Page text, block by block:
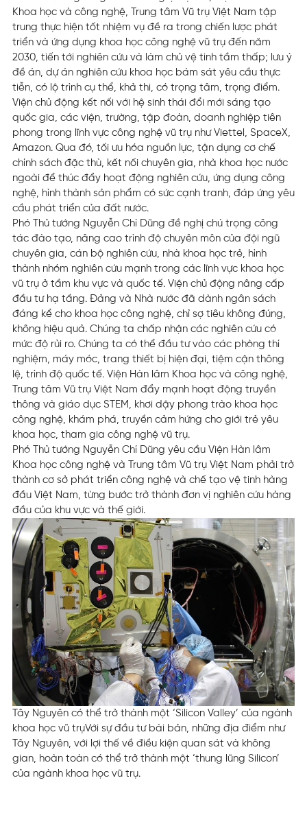
Khoa học và công nghệ, Trung tâm Vũ trụ Việt Nam tập
trung thực hiện tốt nhiệm vụ đề ra trong chiến lược phát
triển và ứng dụng khoa học công nghệ vũ trụ đến năm
2030, tiến tới nghiên cứu và làm chủ vệ tinh tầm thấp; lưu ý
đề án, dự án nghiên cứu khoa học bám sát yêu cầu thực
tiễn, có lộ trình cụ thể, khả thi, có trọng tâm, trọng điểm.
Viện chủ động kết nối với hệ sinh thái đổi mới sáng tạo
quốc gia, các viện, trường, tập đoàn, doanh nghiệp tiên
phong trong lĩnh vực công nghệ vũ trụ như Viettel, SpaceX,
Amazon. Qua đó, tối ưu hóa nguồn lực, tận dụng cơ chế
chính sách đặc thù, kết nối chuyên gia, nhà khoa học nước
ngoài để thúc đẩy hoạt động nghiên cứu, ứng dụng công
nghệ, hình thành sản phẩm có sức cạnh tranh, đáp ứng yêu
cầu phát triển của đất nước.
Phó Thủ tướng Nguyễn Chí Dũng đề nghị chú trọng công
tác đào tạo, nâng cao trình độ chuyên môn của đội ngũ
chuyên gia, cán bộ nghiên cứu, nhà khoa học trẻ, hình
thành nhóm nghiên cứu mạnh trong các lĩnh vực khoa học
vũ trụ ở tầm khu vực và quốc tế. Viện chủ động nâng cấp
đầu tư hạ tầng. Đảng và Nhà nước đã dành ngân sách
đáng kể cho khoa học công nghệ, chỉ sợ tiêu không đúng,
không hiệu quả. Chúng ta chấp nhận các nghiên cứu có
mức độ rủi ro. Chúng ta có thể đầu tư vào các phòng thí
nghiệm, máy móc, trang thiết bị hiện đại, tiệm cận thông
lệ, trình độ quốc tế. Viện Hàn lâm Khoa học và công nghệ,
Trung tâm Vũ trụ Việt Nam đẩy mạnh hoạt động truyền
thông và giáo dục STEM, khơi dậy phong trào khoa học
công nghệ, khám phá, truyền cảm hứng cho giới trẻ yêu
khoa học, tham gia công nghệ vũ trụ.
Phó Thủ tướng Nguyễn Chí Dũng yêu cầu Viện Hàn lâm
Khoa học công nghệ và Trung tâm Vũ trụ Việt Nam phải trở
thành cơ sở phát triển công nghệ và chế tạo vệ tinh hàng
đầu Việt Nam, từng bước trở thành đơn vị nghiên cứu hàng
đầu của khu vực và thế giới.
Tây Nguyên có thể trở thành một ‘Silicon Valley’ của ngành
khoa học vũ trụVới sự đầu tư bài bản, những địa điểm như
Tây Nguyên, với lợi thế về điều kiện quan sát và không
gian, hoàn toàn có thể trở thành một ‘thung lũng Silicon’
của ngành khoa học vũ trụ.